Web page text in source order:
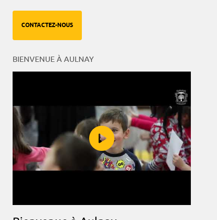
CONTACTEZ-NOUS
BIENVENUE À AULNAY